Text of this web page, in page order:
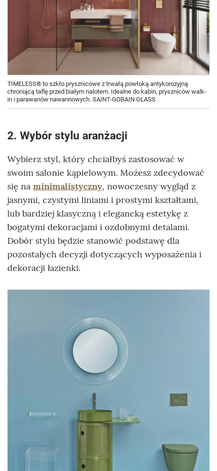
TIMELESS® to szkło prysznicowe z trwałą powłoką antykorozyjną
chroniącą taflę przed białym nalotem. Idealne do kabin, pryszniców walk-
in i parawanów nawannowych. SAINT-GOBAIN GLASS
2. Wybór stylu aranżacji
Wybierz styl, który chciałbyś zastosować w
swoim salonie kąpielowym. Możesz zdecydować
się na minimalistyczny, nowoczesny wygląd z
jasnymi, czystymi liniami i prostymi kształtami,
lub bardziej klasyczną i elegancką estetykę z
bogatymi dekoracjami i ozdobnymi detalami.
Dobór stylu będzie stanowić podstawę dla
pozostałych decyzji dotyczących wyposażenia i
dekoracji łazienki.